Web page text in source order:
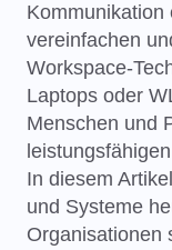
Kommunikation
vereinfachen
Workspace-
Laptops oder
Menschen und
In diesem
und Systeme
Organisationen